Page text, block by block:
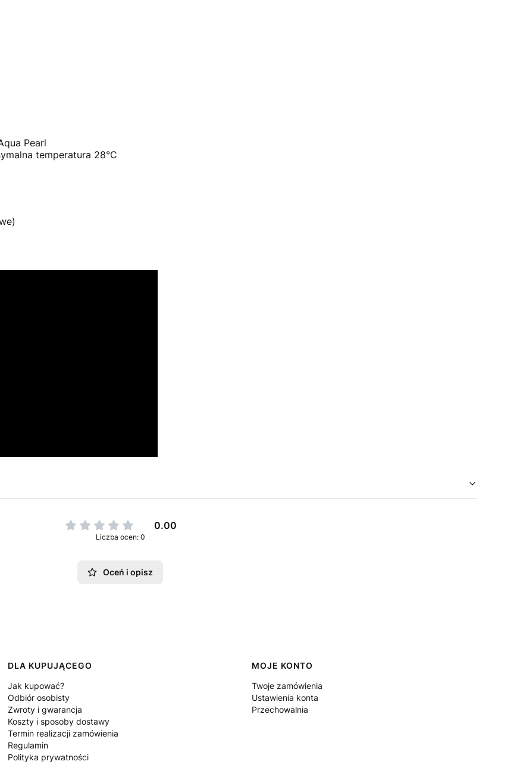
Pearl
temperatura 28°C
0.00
Liczba ocen: 0
Oceń i opisz
DLA KUPUJĄCEGO
Jak kupować?
Odbiór osobisty
Zwroty i gwarancja
Koszty i sposoby dostawy
Termin realizacji zamówienia
Regulamin
Polityka prywatności
MOJE KONTO
Twoje zamówienia
Ustawienia konta
Przechowalnia